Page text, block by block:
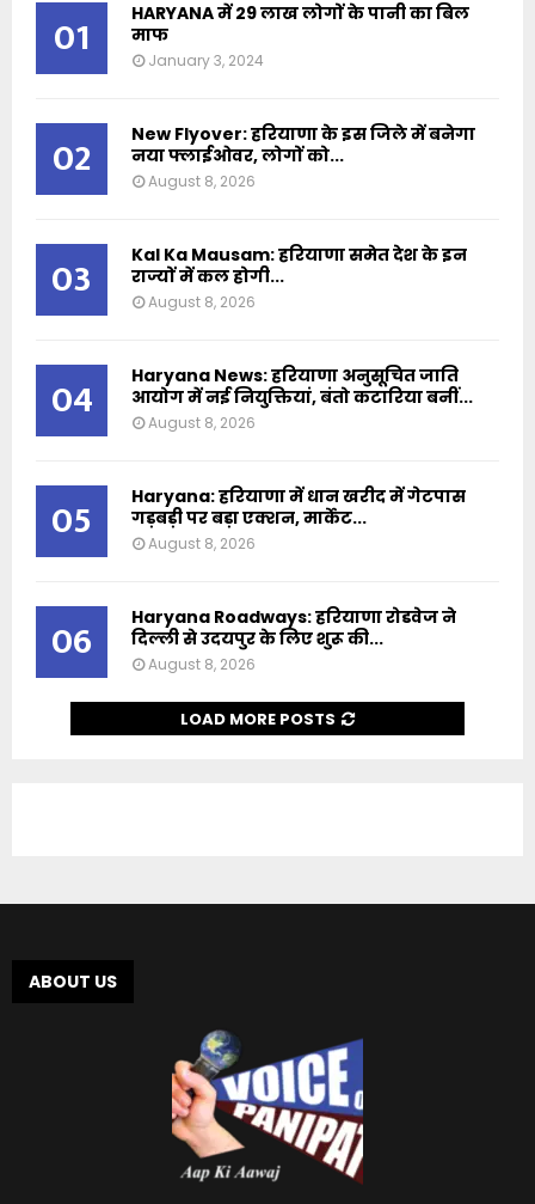
01
HARYANA में 29 लाख लोगों के पानी का बिल
माफ
January 3, 2024
02
New Flyover: हरियाणा के इस जिले में बनेगा
नया फ्लाईओवर, लोगों को...
August 8, 2026
03
Kal Ka Mausam: हरियाणा समेत देश के इन
राज्यों में कल होगी...
August 8, 2026
04
Haryana News: हरियाणा अनुसूचित जाति
आयोग में नई नियुक्तियां, बंतो कटारिया बनीं...
August 8, 2026
05
Haryana: हरियाणा में धान खरीद में गेटपास
गड़बड़ी पर बड़ा एक्शन, मार्केट...
August 8, 2026
06
Haryana Roadways: हरियाणा रोडवेज ने
दिल्ली से उदयपुर के लिए शुरू की...
August 8, 2026
LOAD MORE POSTS
ABOUT US